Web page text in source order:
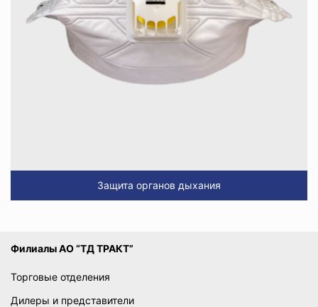
Защита органов дыхания
Филиалы АО “ТД ТРАКТ”
Торговые отделения
Дилеры и представители